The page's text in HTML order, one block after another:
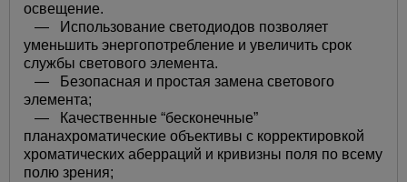
освещение.
— Использование светодиодов позволяет
уменьшить энергопотребление и увеличить срок
службы светового элемента.
— Безопасная и простая замена светового
элемента;
— Качественные “бесконечные”
планахроматические объективы с корректировкой
хроматических аберраций и кривизны поля по всему
полю зрения;